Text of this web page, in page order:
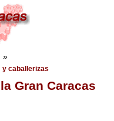
»
y caballerizas
Gran Caracas